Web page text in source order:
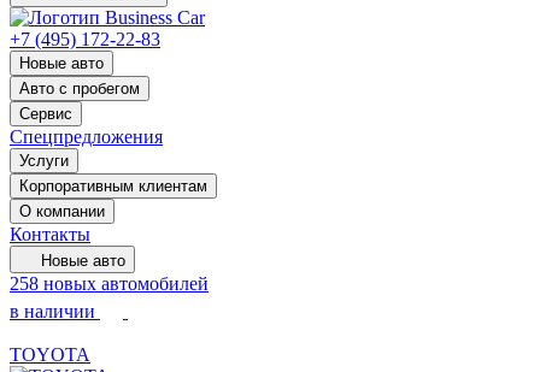
+7 (495) 172-22-83
Новые авто
Авто с пробегом
Сервис
Спецпредложения
Услуги
Корпоративным клиентам
О компании
Контакты
Новые авто
258 новых автомобилей
в наличии
TOYOTA